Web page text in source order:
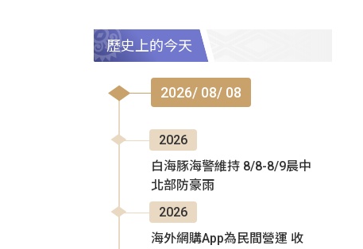
歷史上的今天
2026/ 08/ 08
2026
白海豚海警維持 8/8-8/9晨中
北部防豪雨
2026
海外網購App為民間營運 收